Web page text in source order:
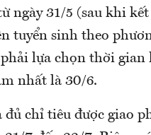
ngày 31/5 (sau khi
tuyển sinh theo
lựa chọn thời gian
nhất là 30/6.
chỉ tiêu được giao